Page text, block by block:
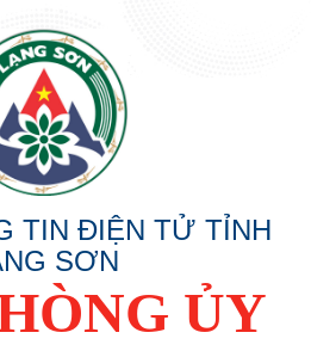
TIN ĐIỆN TỬ TỈNH
SƠN
ỦY